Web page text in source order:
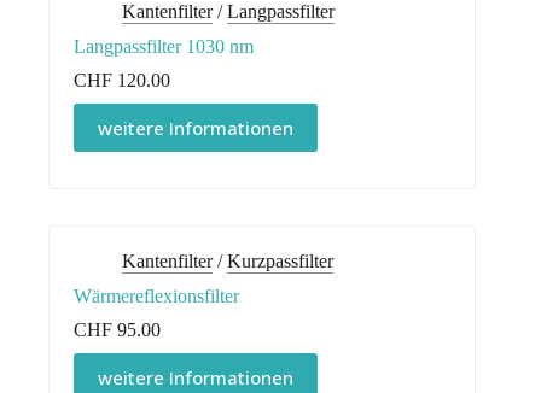
Kantenfilter/Langpassfilter
Langpassfilter 1030 nm
CHF 120.00
weitere Informationen
Kantenfilter/Kurzpassfilter
Wärmereflexionsfilter
CHF 95.00
weitere Informationen